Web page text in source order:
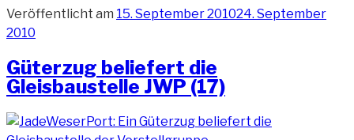
Veröffentlicht am 15. September 201024. September
2010
Güterzug beliefert die
Gleisbaustelle JWP (17)